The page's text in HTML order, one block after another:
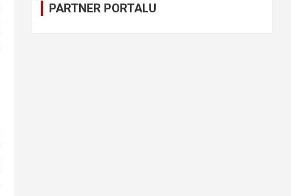
PARTNER PORTALU